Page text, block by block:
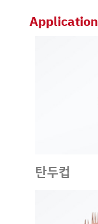
Application
탄두컵